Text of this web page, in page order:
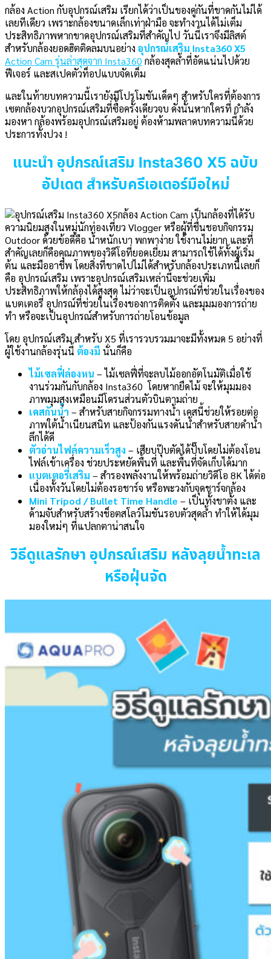
กล้อง Action กับอุปกรณ์เสริม เรียกได้ว่าเป็นของคู่กันที่ขาดกันไม่ได้
เลยทีเดียว เพราะกล้องขนาดเล็กเท่าฝ่ามือ จะทำงานได้ไม่เต็ม
ประสิทธิภาพหากขาดอุปกรณ์เสริมที่สำคัญไป วันนี้เราจึงมีลิสต์
สำหรับกล้องยอดฮิตติดลมบนอย่าง อุปกรณ์เสริม Insta360 X5
Action Cam รุ่นล่าสุดจาก Insta360 กล้องสุดล้ำที่อัดแน่นไปด้วย
ฟีเจอร์ และสเปคตัวท็อปแบบจัดเต็ม
และในท้ายบทความนี้เรายังมีโปรโมชันเด็ดๆ สำหรับใครที่ต้องการ
เซตกล้องบวกอุปกรณ์เสริมที่ซื้อครั้งเดียวจบ ดังนั้นหากใครที่ กำลัง
มองหา กล้องพร้อมอุปกรณ์เสริมอยู่ ต้องห้ามพลาดบทความนี้ด้วย
ประการทั้งปวง !
แนะนำ อุปกรณ์เสริม Insta360 X5 ฉบับ
อัปเดต สำหรับครีเอเตอร์มือใหม่
กล้อง Action Cam เป็นกล้องที่ได้รับ
ความนิยมสูงในหมู่นักท่องเที่ยว Vlogger หรือผู้ที่ชื่นชอบกิจกรรม
Outdoor ด้วยข้อดีคือ น้ำหนักเบา พกพาง่าย ใช้งานไม่ยาก และที่
สำคัญเลยก็คือคุณภาพของวิดีโอที่ยอดเยี่ยม สามารถใช้ได้ทั้งผู้เริ่ม
ต้น และมืออาชีพ โดยสิ่งที่ขาดไปไม่ได้สำหรับกล้องประเภทนี้เลยก็
คือ อุปกรณ์เสริม เพราะอุปกรณ์เสริมเหล่านี้จะช่วยเพิ่ม
ประสิทธิภาพให้กล้องได้สูงสุด ไม่ว่าจะเป็นอุปกรณ์ที่ช่วยในเรื่องของ
แบตเตอรี่ อุปกรณ์ที่ช่วยในเรื่องของการติดตั้ง และมุมมองการถ่าย
ทำ หรือจะเป็นอุปกรณ์สำหรับการถ่ายโอนข้อมูล
โดย อุปกรณ์เสริม สำหรับ X5 ที่เรารวบรวมมาจะมีทั้งหมด 5 อย่างที่
ผู้ใช้งานกล้องรุ่นนี้ ต้องมี นั่นก็คือ
ไม้เซลฟี่ล่องหน – ไม้เซลฟี่ที่จะลบไม้ออกอัตโนมัติเมื่อใช้
งานร่วมกันกับกล้อง Insta360 โดยหากยืดไม้ จะให้มุมมอง
ภาพมุมสูงเหมือนมีโดรนส่วนตัวบินตามถ่าย
เคสกันน้ำ – สำหรับสายกิจกรรมทางน้ำ เคสนี้ช่วยให้รอยต่อ
ภาพใต้น้ำเนียนสนิท และป้องกันแรงดันน้ำสำหรับสายดำน้ำ
ลึกได้ดี
ตัวอ่านไฟล์ความเร็วสูง – เสียบปุ๊บตัดได้ปั๊บโดยไม่ต้องโอน
ไฟล์เข้าเครื่อง ช่วยประหยัดพื้นที่ และพื้นที่จัดเก็บได้มาก
แบตเตอรี่เสริม – สำรองพลังงานให้พร้อมถ่ายวิดีโอ 8K ได้ต่อ
เนื่องทั้งวันโดยไม่ต้องรอชาร์จ หรือพะวงกับจุดชาร์จกล้อง
Mini Tripod / Bullet Time Handle – เป็นทั้งขาตั้ง และ
ด้ามจับสำหรับสร้างช็อตสโลว์โมชันรอบตัวสุดล้ำ ทำให้ได้มุม
มองใหม่ๆ ที่แปลกตาน่าสนใจ
วิธีดูแลรักษา อุปกรณ์เสริม หลังลุยน้ำทะเล
หรือฝุ่นจัด